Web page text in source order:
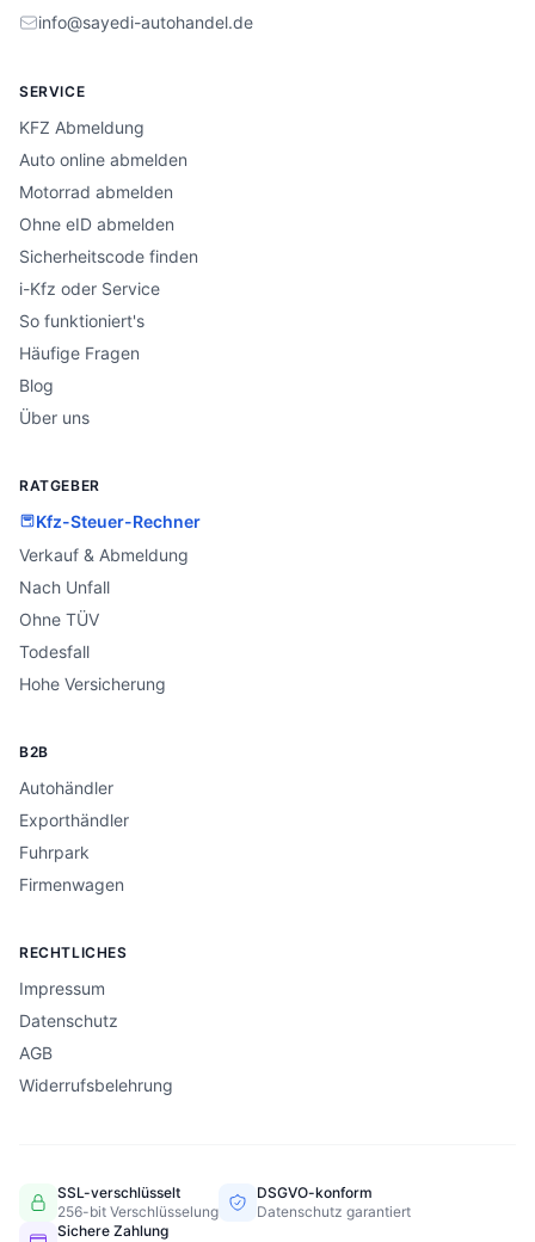
info@sayedi-autohandel.de
SERVICE
KFZ Abmeldung
Auto online abmelden
Motorrad abmelden
Ohne eID abmelden
Sicherheitscode finden
i-Kfz oder Service
So funktioniert's
Häufige Fragen
Blog
Über uns
RATGEBER
Kfz-Steuer-Rechner
Verkauf & Abmeldung
Nach Unfall
Ohne TÜV
Todesfall
Hohe Versicherung
B2B
Autohändler
Exporthändler
Fuhrpark
Firmenwagen
RECHTLICHES
Impressum
Datenschutz
AGB
Widerrufsbelehrung
SSL-verschlüsselt
256-bit Verschlüsselung
DSGVO-konform
Datenschutz garantiert
Sichere Zahlung